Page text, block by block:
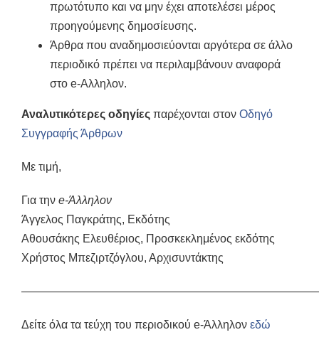
πρωτότυπο και να μην έχει αποτελέσει μέρος
προηγούμενης δημοσίευσης.
Άρθρα που αναδημοσιεύονται αργότερα σε άλλο
περιοδικό πρέπει να περιλαμβάνουν αναφορά
στο e-Αλληλον.
Αναλυτικότερες οδηγίεςπαρέχονται στον Οδηγό
Συγγραφής Άρθρων
Με τιμή,
Για την e-Άλληλον
Άγγελος Παγκράτης, Εκδότης
Αθουσάκης Ελευθέριος, Προσκεκλημένος εκδότης
Χρήστος Μπεζιρτζόγλου, Αρχισυντάκτης
Δείτε όλα τα τεύχη του περιοδικού e-Άλληλον εδώ